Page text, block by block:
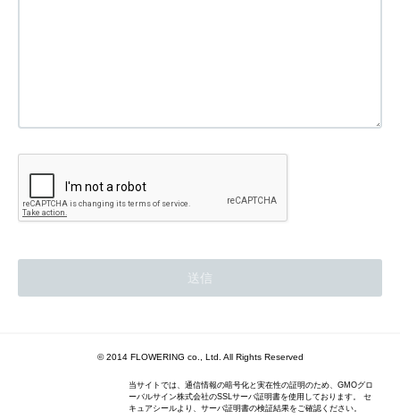
© 2014 FLOWERING co., Ltd. All Rights Reserved
当サイトでは、通信情報の暗号化と実在性の証明のため、GMOグロ
ーバルサイン株式会社のSSLサーバ証明書を使用しております。 セ
キュアシールより、サーバ証明書の検証結果をご確認ください。